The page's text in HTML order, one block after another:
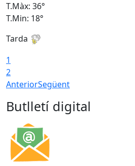
T.Màx: 36°
T.Min: 18°
Tarda
1
2
AnteriorSegüent
Butlletí digital